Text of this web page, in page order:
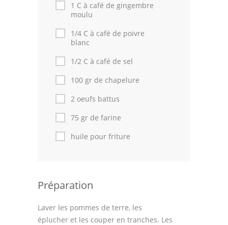
1 C à café de gingembre
moulu
1/4 C à café de poivre
blanc
1/2 C à café de sel
100 gr de chapelure
2 oeufs battus
75 gr de farine
huile pour friture
Préparation
Laver les pommes de terre, les
éplucher et les couper en tranches. Les